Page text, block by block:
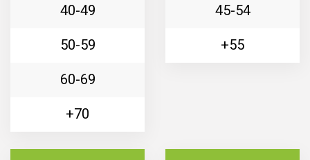
45-54
55+
40-49
50-59
60-69
70+